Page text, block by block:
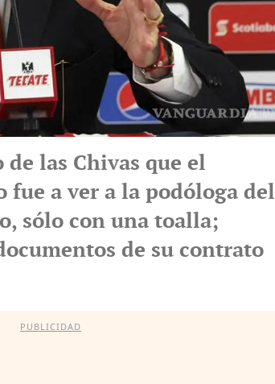
las Chivas que el
a ver a la podóloga del
sólo con una toalla;
de su contrato
PUBLICIDAD